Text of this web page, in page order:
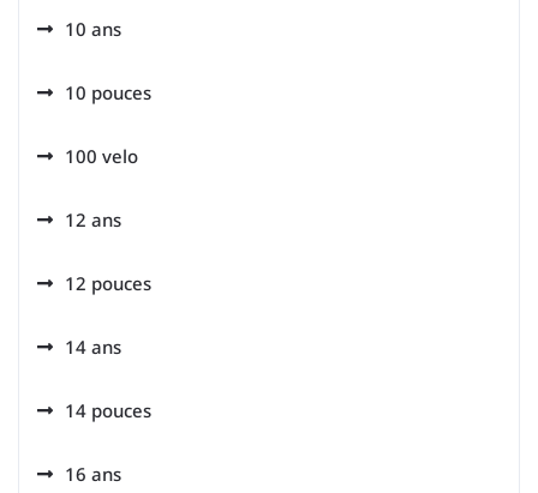
10 ans
10 pouces
100 velo
12 ans
12 pouces
14 ans
14 pouces
16 ans